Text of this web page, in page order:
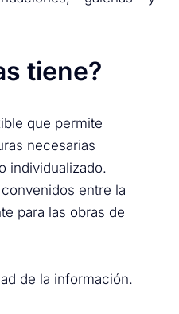
tiene?
que permite
necesarias
individualizado.
entre la
para las obras de
de la información.